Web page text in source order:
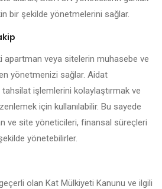
bir şekilde yönetmelerini sağlar.
apartman veya sitelerin muhasebe ve
yönetmenizi sağlar. Aidat
işlemlerini kolaylaştırmak ve
için kullanılabilir. Bu sayede
ve site yöneticileri, finansal süreçleri
yönetebilirler.
olan Kat Mülkiyeti Kanunu ve ilgili